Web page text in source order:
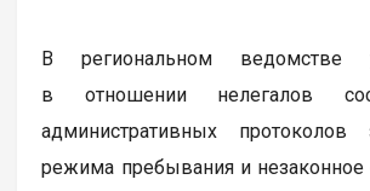
В региональном ведомстве
в отношении нелегалов
административных
режима пребывания и незаконное